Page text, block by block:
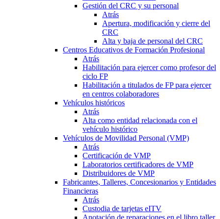
Gestión del CRC y su personal
Atrás
Apertura, modificación y cierre del
CRC
Alta y baja de personal del CRC
Centros Educativos de Formación Profesional
Atrás
Habilitación para ejercer como profesor del
ciclo FP
Habilitación a titulados de FP para ejercer
en centros colaboradores
Vehículos históricos
Atrás
Alta como entidad relacionada con el
vehículo histórico
Vehículos de Movilidad Personal (VMP)
Atrás
Certificación de VMP
Laboratorios certificadores de VMP
Distribuidores de VMP
Fabricantes, Talleres, Concesionarios y Entidades
Financieras
Atrás
Custodia de tarjetas eITV